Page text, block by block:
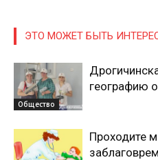
Контакты
Электронные обращения
ЭТО МОЖЕТ БЫТЬ
Общество
географию
Проходите